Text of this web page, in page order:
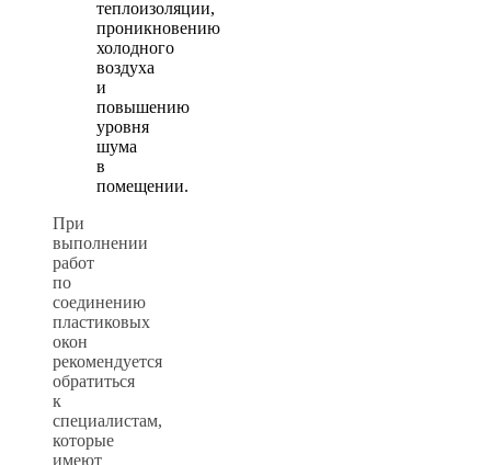
теплоизоляции,
проникновению
холодного
воздуха
и
повышению
уровня
шума
в
помещении.
При
выполнении
работ
по
соединению
пластиковых
окон
рекомендуется
обратиться
к
специалистам,
которые
имеют